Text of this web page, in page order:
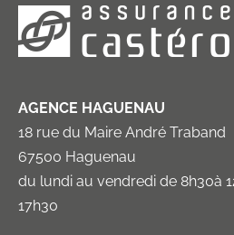
AGENCE HAGUENAU
18 rue du Maire André Traband
67500 Haguenau
du lundi au vendredi de 8h30à
17h30